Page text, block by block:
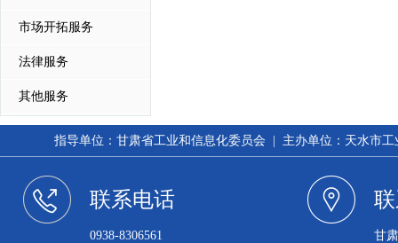
市场开拓服务
法律服务
其他服务
指导单位：甘肃省工业和信息化委员会 | 主办单位：天水市
联系电话
0938-8306561
甘